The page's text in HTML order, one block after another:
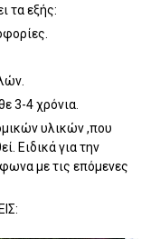
τα εξής:
3-4 χρόνια.
υλικών ,που
Ειδικά για την
με τις επόμενες